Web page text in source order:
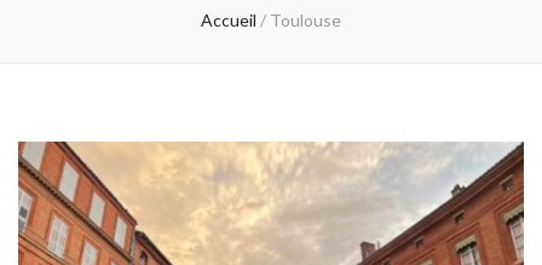
Accueil / Toulouse